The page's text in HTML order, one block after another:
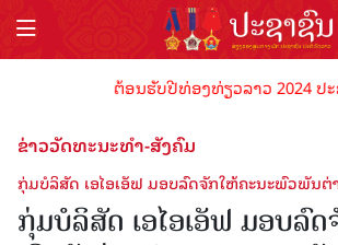
ຕ້ອນຮັບປີທ່ອງທ່ຽວລາວ 2024 ປະ
ຂ່າວວັດທະນະທຳ-ສັງຄົມ
ກຸ່ມບໍລິສັດ ເອໄອເອັຟ ມອບລົດຈັກໃຫ້ຄະນະພົວພັນຕ່
ກຸ່ມບໍລິສັດ ເອໄອເອັຟ ມອບລົດ